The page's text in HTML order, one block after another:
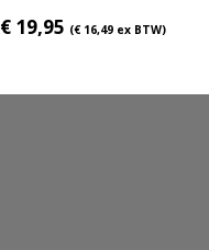
€19,95 (€16,49ex BTW)